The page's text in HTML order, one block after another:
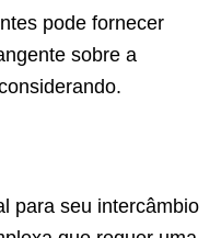
pode fornecer
sobre a
para seu intercâmbio